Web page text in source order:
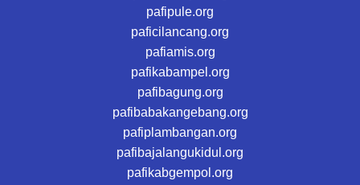
pafipule.org
paficilancang.org
pafiamis.org
pafikabampel.org
pafibagung.org
pafibabakangebang.org
pafiplambangan.org
pafibajalangukidul.org
pafikabgempol.org